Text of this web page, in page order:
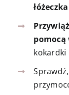
łóżeczka
pomocą
kokardki